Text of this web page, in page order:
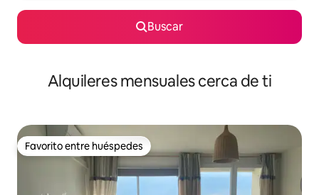
Buscar
Alquileres mensuales cerca de ti
Favorito entre huéspedes
Favorito entre huéspedes